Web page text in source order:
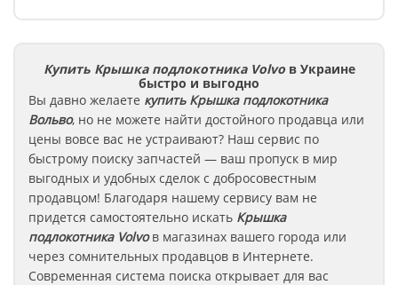
Купить Крышка подлокотника Volvoв Украине
быстро и выгодно
Вы давно желаете купить Крышка подлокотника
Вольво, но не можете найти достойного продавца или
цены вовсе вас не устраивают? Наш сервис по
быстрому поиску запчастей — ваш пропуск в мир
выгодных и удобных сделок с добросовестным
продавцом! Благодаря нашему сервису вам не
придется самостоятельно искать Крышка
подлокотникаVolvoв магазинах вашего города или
через сомнительных продавцов в Интернете.
Современная система поиска открывает для вас